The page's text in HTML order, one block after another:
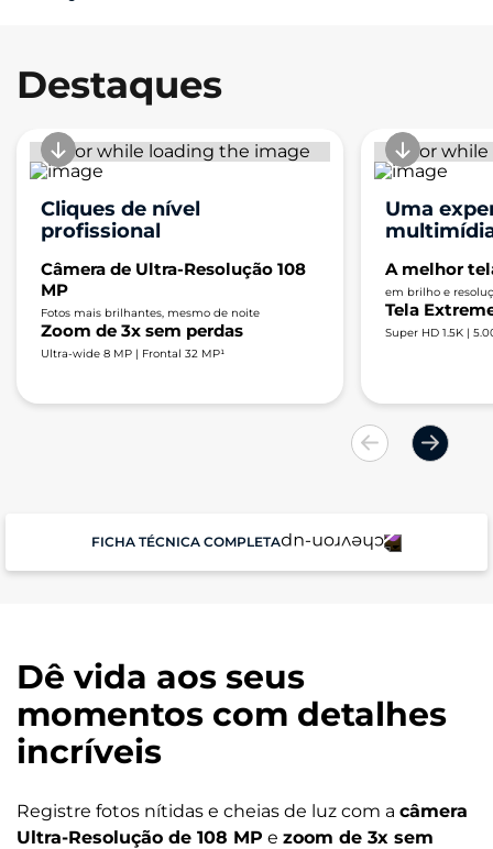
Destaques
Cliques de nível
profissional
Câmera de Ultra-Resolução 108
MP
Fotos mais brilhantes, mesmo de noite
Zoom de 3x sem perdas
Ultra-wide 8 MP | Frontal 32 MP¹
Uma
A melhor
em brilho e
Tela
Super HD 1.5K |
FICHA TÉCNICA COMPLETA
Sistema Operacional
Android 16
Processador
MediaTek Dimensity 6400 (2.5 GHz Octa-Core) G57 MC2
Armazenamento
Armazenamento Total: 256 GB
Dê vida aos seus
momentos com detalhes
incríveis
Registre fotos nítidas e cheias de luz com a câmera
Ultra-Resolução de 108 MP e zoom de 3x sem